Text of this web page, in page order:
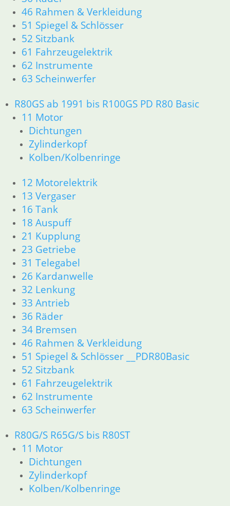
46 Rahmen & Verkleidung
51 Spiegel & Schlösser
52 Sitzbank
61 Fahrzeugelektrik
62 Instrumente
63 Scheinwerfer
R80GS ab 1991 bis R100GS PD R80 Basic
11 Motor
Dichtungen
Zylinderkopf
Kolben/Kolbenringe
12 Motorelektrik
13 Vergaser
16 Tank
18 Auspuff
21 Kupplung
23 Getriebe
31 Telegabel
26 Kardanwelle
32 Lenkung
33 Antrieb
36 Räder
34 Bremsen
46 Rahmen & Verkleidung
51 Spiegel & Schlösser __PDR80Basic
52 Sitzbank
61 Fahrzeugelektrik
62 Instrumente
63 Scheinwerfer
R80G/S R65G/S bis R80ST
11 Motor
Dichtungen
Zylinderkopf
Kolben/Kolbenringe
62 Instrumente
63 Scheinwerfer
R60/6 – R90/S
11 Motor
Dichtungen
Kolben/Kolbenringe
Zylinderkopf
13 Vergaser
16 Tank
18 Auspuff
21 Kupplung
23 Getriebe
26 Kardanwelle
32 Lenkung
33 Antrieb
34 Bremsen
36 Räder
46 Rahmen & Verkleidung R60/6 – R90/S
51 Spiegel & Schlösser
52 Sitzbank
61 Fahrzeugelektrik
62 Instrumente
R 60/7 – R 100 RT Bj. 1976 – 1979
11 Motor
Dichtungen
Kolben/Kolbenringe
Zylinderkopf
12 Motorelektrik
13 Vergaser
16 Tank
18 Auspuff
21 Kupplung
23 Getriebe
31 Telegabel
32 Lenkung
33 Antrieb
34 Bremsen
36 Räder
46 Rahmen & Verkleidung